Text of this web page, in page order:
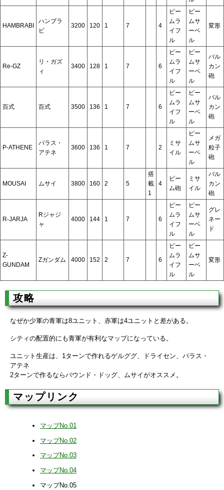
HAMBRABI
ハンブラ
ビ
3200 120 1 7 4
ビー
ムラ
イフ
ル
ビー
ムサ
ーベ
ル
変形
Re-GZ
リ・ガズ
ィ
3400 128 1 7 6
ビー
ムラ
イフ
ル
ビー
ムサ
ーベ
ル
バル
カン
砲
百式 百式 3500 136 1 7 6
ビー
ムラ
イフ
ル
ビー
ムサ
ーベ
ル
バル
カン
砲
P-ATHENE
パラス・
アテネ
3600 136 1 7 2
ミサ
イル
ビー
ムサ
ーベ
ル
メガ
粒子
砲
MOUSAI ムサイ 3800 160 2 5
搭
載
1
4
ビー
ム砲
ミサ
イル
バル
カン
砲
R-JARJA
Rジャジ
ャ
4000 144 1 7 6
ビー
ムラ
イフ
ル
ビー
ムサ
ーベ
ル
グレ
ネー
ド
Z-
GUNDAM
Zガンダム 4000 152 2 7 6
ビー
ムラ
イフ
ル
ビー
ムサ
ーベ
ル
変形
攻略
なぜか少軍の青軍は8ユニット、赤軍は4ユニットと差がある。
シティの配置的にも青軍が有利なマップになっている。
ユニット生産は、1ターンで作れるゲルググ、ドライセン、パラス・
アテネ
2ターンで作るならバウンド・ドッグ、ムサイがオススメ。
マップリンク
マップNo.01
マップNo.02
マップNo.03
マップNo.04
マップNo.05